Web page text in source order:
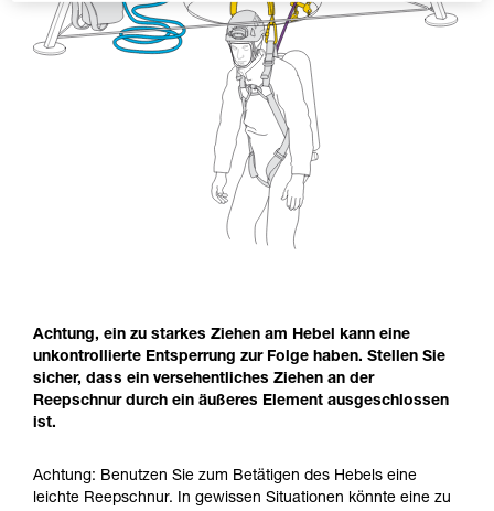
Achtung, ein zu starkes Ziehen am Hebel kann eine
unkontrollierte Entsperrung zur Folge haben. Stellen Sie
sicher, dass ein versehentliches Ziehen an der
Reepschnur durch ein äußeres Element ausgeschlossen
ist.
Achtung: Benutzen Sie zum Betätigen des Hebels eine
leichte Reepschnur. In gewissen Situationen könnte eine zu